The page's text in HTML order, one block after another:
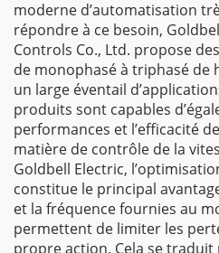
moderne d’automatisation
répondre à ce besoin,
Controls Co., Ltd. propose
de monophasé à triphasé de
un large éventail
produits sont capables
performances et l’efficacité
matière de contrôle de la
Goldbell Electric,
constitue le principal
et la fréquence fournies au
permettent de limiter les
propre action. Cela se